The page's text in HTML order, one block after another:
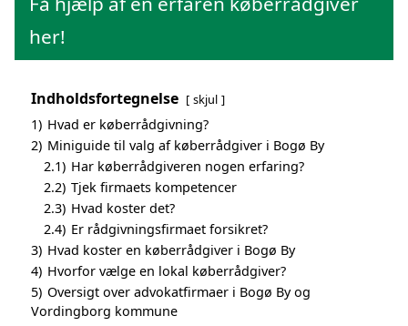
her!
Indholdsfortegnelse skjul
1) Hvad er køberrådgivning?
2) Miniguide til valg af køberrådgiver i Bogø By
2.1) Har køberrådgiveren nogen erfaring?
2.2) Tjek firmaets kompetencer
2.3) Hvad koster det?
2.4) Er rådgivningsfirmaet forsikret?
3) Hvad koster en køberrådgiver i Bogø By
4) Hvorfor vælge en lokal køberrådgiver?
5) Oversigt over advokatfirmaer i Bogø By og
Vordingborg kommune